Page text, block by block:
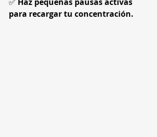
para recargar tu concentración.